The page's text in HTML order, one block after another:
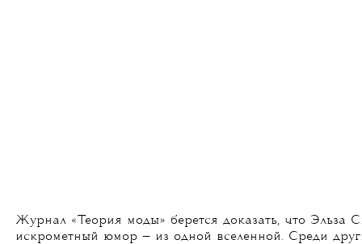
Журнал «Теория моды» берется доказать, что Эльза
искрометный юмор — из одной вселенной. Среди